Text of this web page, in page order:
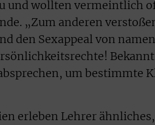
und wollten vermeintlich
„Zum anderen
den Sexappeal von
um bestimmte
erleben Lehrer